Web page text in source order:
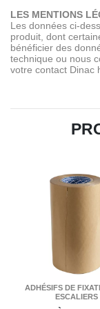
LES MENTIONS
Les données ci-
produit, dont
bénéficier des
technique ou nous
votre contact Dinac
ADHÉSIFS DE
ESCALIERS